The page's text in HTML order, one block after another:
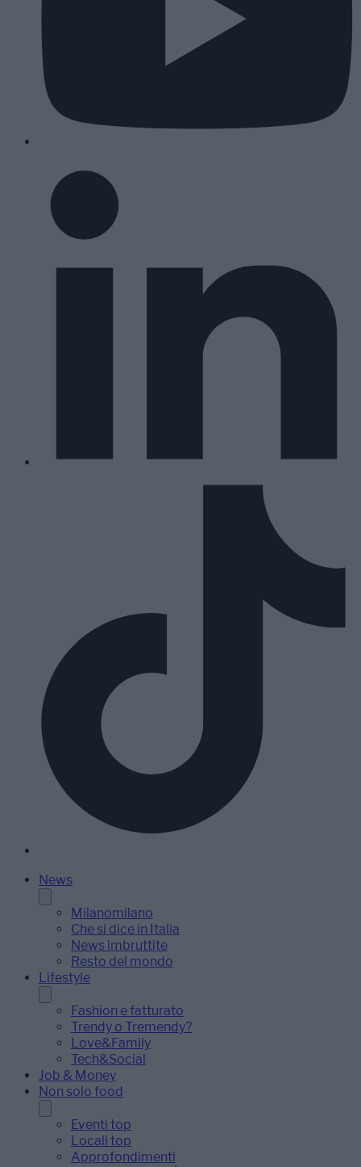
News
Milanomilano
Che si dice in Italia
News imbruttite
Resto del mondo
Lifestyle
Fashion e fatturato
Trendy o Tremendy?
Love&Family
Tech&Social
Job & Money
Non solo food
Eventi top
Locali top
Approfondimenti